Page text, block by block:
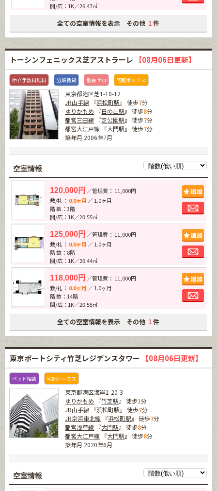
間/広：1K／26.47㎡
全ての空室情報を表示 その他 1 件
トーシンフェニックス芝アストラーレ 【08月06日更新】
仲介手数料無料 分譲賃貸 敷金ゼロ 宅配ボックス
東京都港区芝1-10-12
JR山手線 『浜松町駅』 徒歩7分
ゆりかもめ 『日の出駅』 徒歩8分
都営三田線 『芝公園駅』 徒歩7分
都営大江戸線 『大門駅』 徒歩7分
築年月 2006年7月
空室情報
120,000円 ／管理費： 11,000円
敷/礼： 0.0ヶ月 ／ 1.0ヶ月
階 数：3階
間/広：1K／20.55㎡
125,000円 ／管理費： 11,000円
敷/礼： 0.0ヶ月 ／ 1.0ヶ月
階 数：8階
間/広：1K／20.44㎡
118,000円 ／管理費： 11,000円
敷/礼： 0.0ヶ月 ／ 1.0ヶ月
階 数：14階
間/広：1K／20.55㎡
全ての空室情報を表示 その他 1 件
東京ポートシティ竹芝レジデンスタワー 【08月06日更新】
ペット相談 宅配ボックス
東京都港区海岸1-20-3
ゆりかもめ 『竹芝駅』 徒歩1分
JR山手線 『浜松町駅』 徒歩7分
JR京浜東北線 『浜松町駅』 徒歩7分
都営浅草線 『大門駅』 徒歩8分
都営大江戸線 『大門駅』 徒歩8分
築年月 2020年6月
空室情報